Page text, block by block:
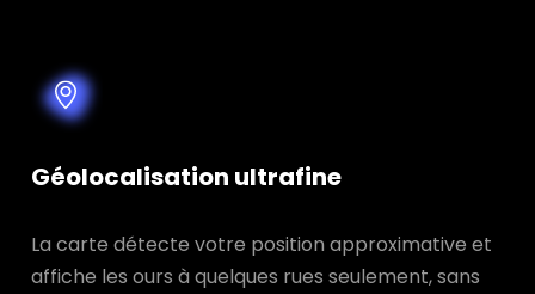
Géolocalisation ultrafine
La carte détecte votre position approximative et
affiche les ours à quelques rues seulement, sans